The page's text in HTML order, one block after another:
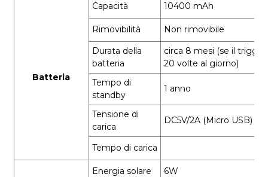
Batteria
Capacità 10400 mAh
Rimovibilità
Non rimovibile
Durata della
batteria
circa 8 mesi (se il
20 volte al giorno)
Tempo di
standby
1 anno
Tensione di
carica
DC5V/2A (Micro USB)
Tempo di carica
Energia solare
6W